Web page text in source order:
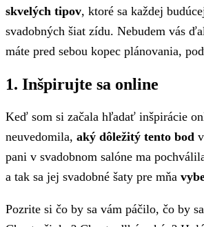
skvelých tipov, ktoré sa každej
svadobných šiat zídu. Nebudem vás
máte pred sebou kopec plánovania,
1. Inšpirujte sa online
Keď som si začala hľadať inšpirácie
neuvedomila, aký dôležitý tento bod
pani v svadobnom salóne ma
a tak sa jej svadobné šaty pre mňa
Pozrite si čo by sa vám páčilo, čo by